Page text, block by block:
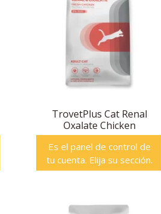
TrovetPlus Cat Renal
Oxalate Chicken
Es el panel de control de
tu cuenta. Elija su sección.